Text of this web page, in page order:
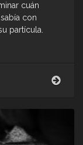
cuán
con
partícula.